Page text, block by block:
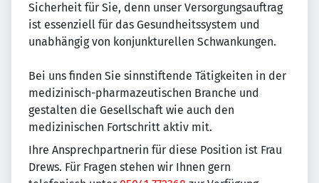
Sicherheit für Sie, denn unser Versorgungsauftrag
ist essenziell für das Gesundheitssystem und
unabhängig von konjunkturellen Schwankungen.
Bei uns finden Sie sinnstiftende Tätigkeiten in der
medizinisch-pharmazeutischen Branche und
gestalten die Gesellschaft wie auch den
medizinischen Fortschritt aktiv mit.
Ihre Ansprechpartnerin für diese Position ist Frau
Drews. Für Fragen stehen wir Ihnen gern